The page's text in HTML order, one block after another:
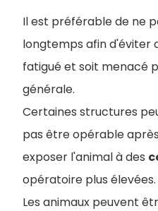
Il est préférable de ne
longtemps afin d'éviter
fatigué et soit menacé
générale.
Certaines structures
pas être opérable
exposer l'animal à des
opératoire plus élevées.
Les animaux peuvent